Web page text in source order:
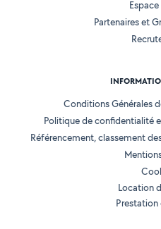
Partenaires et
Conditions Générales
Politique de confidentialité
Référencement, classement
Location
Prestation